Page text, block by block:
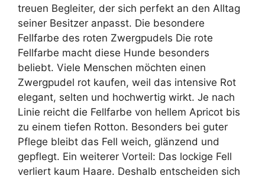
treuen Begleiter, der sich perfekt an den Alltag
seiner Besitzer anpasst. Die besondere
Fellfarbe des roten Zwergpudels Die rote
Fellfarbe macht diese Hunde besonders
beliebt. Viele Menschen möchten einen
Zwergpudel rot kaufen, weil das intensive Rot
elegant, selten und hochwertig wirkt. Je nach
Linie reicht die Fellfarbe von hellem Apricot bis
zu einem tiefen Rotton. Besonders bei guter
Pflege bleibt das Fell weich, glänzend und
gepflegt. Ein weiterer Vorteil: Das lockige Fell
verliert kaum Haare. Deshalb entscheiden sich